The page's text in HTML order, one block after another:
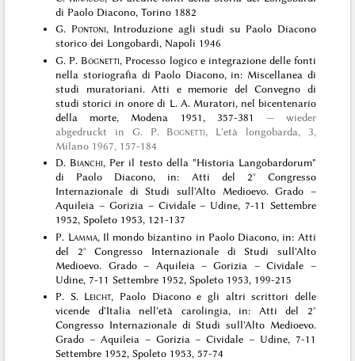
di Paolo Diacono, Torino 1882
G. Pontoni, Introduzione agli studi su Paolo Diacono
storico dei Longobardi, Napoli 1946
G. P. Bognetti, Processo logico e integrazione delle fonti
nella storiografìa di Paolo Diacono, in: Miscellanea di
studi muratoriani. Atti e memorie del Convegno di
studi storici in onore di L. A. Muratori, nel bicentenario
della morte, Modena 1951, 357-381
wieder
abgedruckt in G. P. Bognetti, L'età longobarda, 3,
Milano 1967, 157-184
D. Bianchi, Per il testo della "Historia Langobardorum"
di Paolo Diacono, in: Atti del 2° Congresso
Internazionale di Studi sull'Alto Medioevo. Grado –
Aquileia – Gorizia – Cividale – Udine, 7-11 Settembre
1952, Spoleto 1953, 121-137
P. Lamma, Il mondo bizantino in Paolo Diacono, in: Atti
del 2° Congresso Internazionale di Studi sull'Alto
Medioevo. Grado – Aquileia – Gorizia – Cividale –
Udine, 7-11 Settembre 1952, Spoleto 1953, 199-215
P. S. Leicht, Paolo Diacono e gli altri scrittori delle
vicende d'Italia nell'età carolingia, in: Atti del 2°
Congresso Internazionale di Studi sull'Alto Medioevo.
Grado – Aquileia – Gorizia – Cividale – Udine, 7-11
Settembre 1952, Spoleto 1953, 57-74